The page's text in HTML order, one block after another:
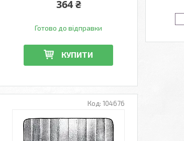
364 ₴
Готово до відправки
КУПИТИ
104676